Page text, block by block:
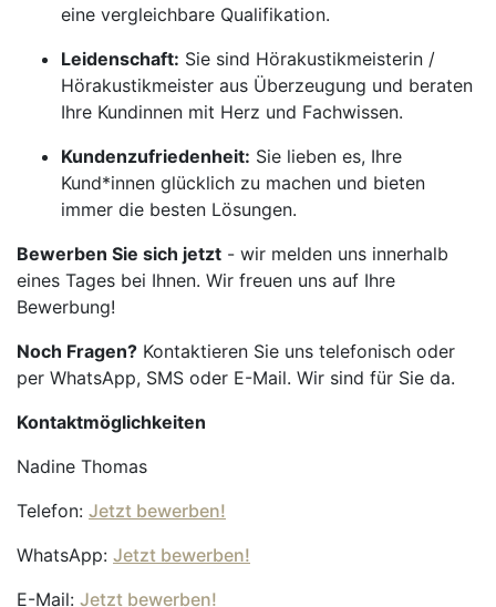
eine vergleichbare Qualifikation.
Leidenschaft: Sie sind Hörakustikmeisterin /
Hörakustikmeister aus Überzeugung und beraten
Ihre Kundinnen mit Herz und Fachwissen.
Kundenzufriedenheit: Sie lieben es, Ihre
Kund*innen glücklich zu machen und bieten
immer die besten Lösungen.
Bewerben Sie sich jetzt - wir melden uns innerhalb
eines Tages bei Ihnen. Wir freuen uns auf Ihre
Bewerbung!
Noch Fragen? Kontaktieren Sie uns telefonisch oder
per WhatsApp, SMS oder E-Mail. Wir sind für Sie da.
Kontaktmöglichkeiten
Nadine Thomas
Telefon: Jetzt bewerben!
WhatsApp: Jetzt bewerben!
E-Mail: Jetzt bewerben!